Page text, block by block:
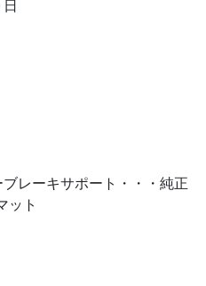
レーキサポート・・・純正
ット